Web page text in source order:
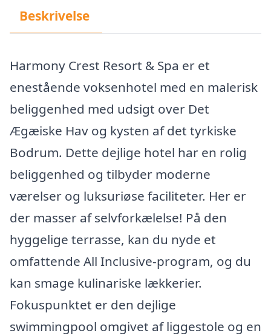
Beskrivelse
Harmony Crest Resort & Spa er et
enestående voksenhotel med en malerisk
beliggenhed med udsigt over Det
Ægæiske Hav og kysten af det tyrkiske
Bodrum. Dette dejlige hotel har en rolig
beliggenhed og tilbyder moderne
værelser og luksuriøse faciliteter. Her er
der masser af selvforkælelse! På den
hyggelige terrasse, kan du nyde et
omfattende All Inclusive-program, og du
kan smage kulinariske lækkerier.
Fokuspunktet er den dejlige
swimmingpool omgivet af liggestole og en